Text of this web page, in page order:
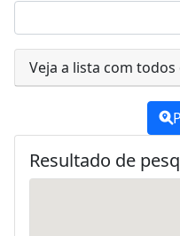
Veja a lista com
Resultado de